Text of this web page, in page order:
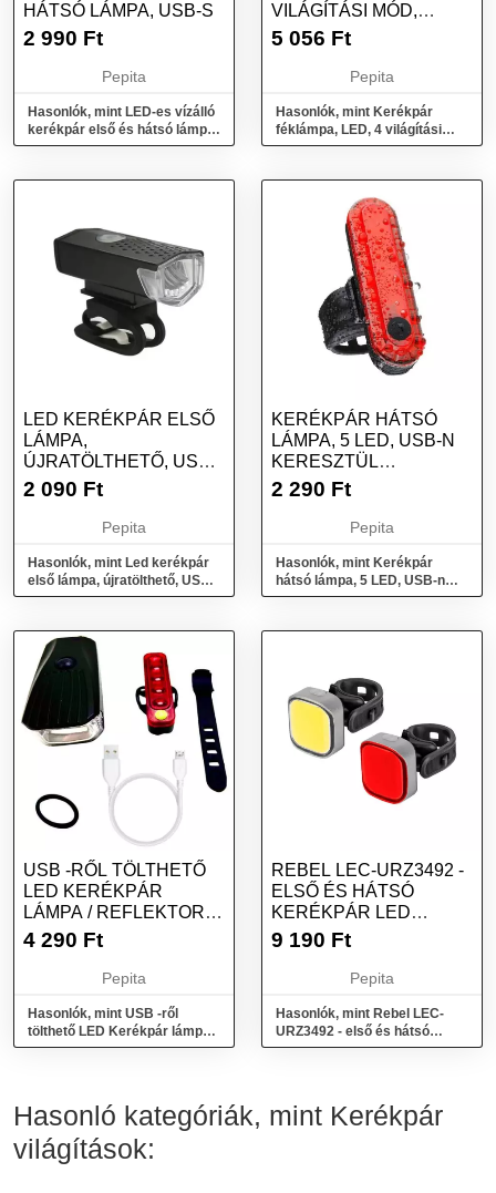
HÁTSÓ LÁMPA, USB-S
2 990 Ft
Pepita
Hasonlók, mint LED-es vízálló
kerékpár első és hátsó lámpa,
USB-s
VILÁGÍTÁSI MÓD,
MŰANYAG, USB
5 056 Ft
Pepita
Hasonlók, mint Kerékpár
féklámpa, LED, 4 világítási
mód, műanyag, USB töltés,
LED KERÉKPÁR ELSŐ
LÁMPA,
ÚJRATÖLTHETŐ, USB
TÁPKÁBEL, FEKETE
2 090 Ft
Pepita
Hasonlók, mint Led kerékpár
első lámpa, újratölthető, USB
tápkábel, fekete
KERÉKPÁR HÁTSÓ
LÁMPA, 5 LED, USB-N
KERESZTÜL
TÖLTHETŐ, PIROS
2 290 Ft
Pepita
Hasonlók, mint Kerékpár
hátsó lámpa, 5 LED, USB-n
keresztül tölthető, piros
USB -RŐL TÖLTHETŐ
LED KERÉKPÁR
LÁMPA / REFLEKTOR
KÉSZLET ELSŐ + H...
4 290 Ft
Pepita
Hasonlók, mint USB -ről
tölthető LED Kerékpár lámpa /
reflektor készlet első + h...
REBEL LEC-URZ3492 -
ELSŐ ÉS HÁTSÓ
KERÉKPÁR LED
LÁMPA SZETT, USB,...
9 190 Ft
Pepita
Hasonlók, mint Rebel LEC-
URZ3492 - első és hátsó
kerékpár LED lámpa szett,
Hasonló kategóriák, mint Kerékpár
világítások: